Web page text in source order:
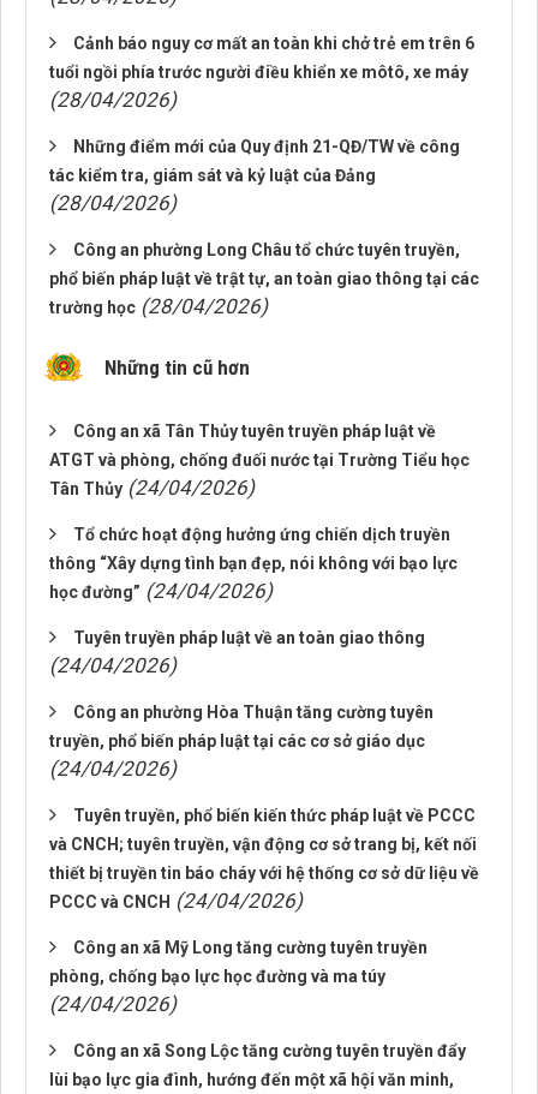
Cảnh báo nguy cơ mất an toàn khi chở trẻ em trên 6
tuổi ngồi phía trước người điều khiển xe môtô, xe máy
(28/04/2026)
Những điểm mới của Quy định 21-QĐ/TW về công
tác kiểm tra, giám sát và kỷ luật của Đảng
(28/04/2026)
Công an phường Long Châu tổ chức tuyên truyền,
phổ biến pháp luật về trật tự, an toàn giao thông tại các
trường học (28/04/2026)
Những tin cũ hơn
Công an xã Tân Thủy tuyên truyền pháp luật về
ATGT và phòng, chống đuối nước tại Trường Tiểu học
Tân Thủy (24/04/2026)
Tổ chức hoạt động hưởng ứng chiến dịch truyền
thông “Xây dựng tình bạn đẹp, nói không với bạo lực
học đường” (24/04/2026)
Tuyên truyền pháp luật về an toàn giao thông
(24/04/2026)
Công an phường Hòa Thuận tăng cường tuyên
truyền, phổ biến pháp luật tại các cơ sở giáo dục
(24/04/2026)
Tuyên truyền, phổ biến kiến thức pháp luật về PCCC
và CNCH; tuyên truyền, vận động cơ sở trang bị, kết nối
thiết bị truyền tin báo cháy với hệ thống cơ sở dữ liệu về
PCCC và CNCH (24/04/2026)
Công an xã Mỹ Long tăng cường tuyên truyền
phòng, chống bạo lực học đường và ma túy
(24/04/2026)
Công an xã Song Lộc tăng cường tuyên truyền đẩy
lùi bạo lực gia đình, hướng đến một xã hội văn minh,